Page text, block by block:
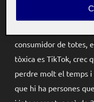
En la part de les
consumidor de totes,
tòxica es TikTok, crec
perdre molt el temps i
que hi ha persones